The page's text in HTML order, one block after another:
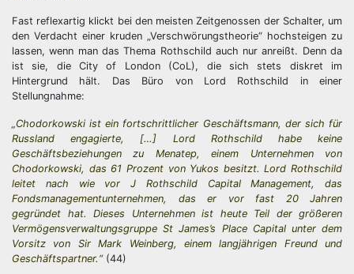
Fast reflexartig klickt bei den meisten Zeitgenossen der Schalter, um
den Verdacht einer kruden „Verschwörungstheorie“ hochsteigen zu
lassen, wenn man das Thema Rothschild auch nur anreißt. Denn da
ist sie, die City of London (CoL), die sich stets diskret im
Hintergrund hält. Das Büro von Lord Rothschild in einer
Stellungnahme:
„Chodorkowski ist ein fortschrittlicher Geschäftsmann, der sich für
Russland engagierte, […] Lord Rothschild habe keine
Geschäftsbeziehungen zu Menatep, einem Unternehmen von
Chodorkowski, das 61 Prozent von Yukos besitzt. Lord Rothschild
leitet nach wie vor J Rothschild Capital Management, das
Fondsmanagementunternehmen, das er vor fast 20 Jahren
gegründet hat. Dieses Unternehmen ist heute Teil der größeren
Vermögensverwaltungsgruppe St James’s Place Capital unter dem
Vorsitz von Sir Mark Weinberg, einem langjährigen Freund und
Geschäftspartner.“(44)